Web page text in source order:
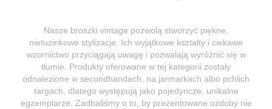
Nasze broszki vintage pozwolą stworzyć piękne,
nietuzinkowe stylizacje. Ich wyjątkowe kształty i ciekawe
wzornictwo przyciągają uwagę i pozwalają wyróżnić się w
tłumie. Produkty oferowane w tej kategorii zostały
odnalezione w secondhandach, na jarmarkach albo pchlich
targach, dlatego występują jako pojedyncze, unikalne
egzemplarze. Zadbaliśmy o to, by prezentowane ozdoby nie